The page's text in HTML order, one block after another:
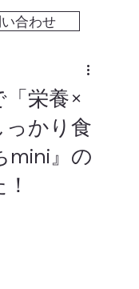
合わせ
「栄養×
っかり食
mini』の